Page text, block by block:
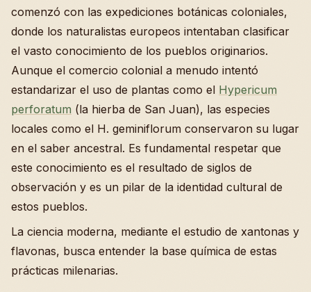
comenzó con las expediciones botánicas coloniales,
donde los naturalistas europeos intentaban clasificar
el vasto conocimiento de los pueblos originarios.
Aunque el comercio colonial a menudo intentó
estandarizar el uso de plantas como el Hypericum
perforatum (la hierba de San Juan), las especies
locales como el H. geminiflorum conservaron su lugar
en el saber ancestral. Es fundamental respetar que
este conocimiento es el resultado de siglos de
observación y es un pilar de la identidad cultural de
estos pueblos.
La ciencia moderna, mediante el estudio de xantonas y
flavonas, busca entender la base química de estas
prácticas milenarias.